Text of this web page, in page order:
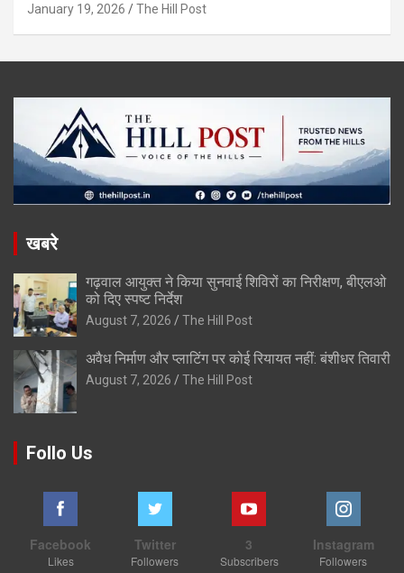
January 19, 2026 The Hill Post
खबरे
गढ़वाल आयुक्त ने किया सुनवाई शिविरों का निरीक्षण, बीएलओ
को दिए स्पष्ट निर्देश
August 7, 2026 The Hill Post
अवैध निर्माण और प्लाटिंग पर कोई रियायत नहीं: बंशीधर तिवारी
August 7, 2026 The Hill Post
Follo Us
Facebook
Likes
Twitter
Followers
3
Subscribers
Instagram
Followers